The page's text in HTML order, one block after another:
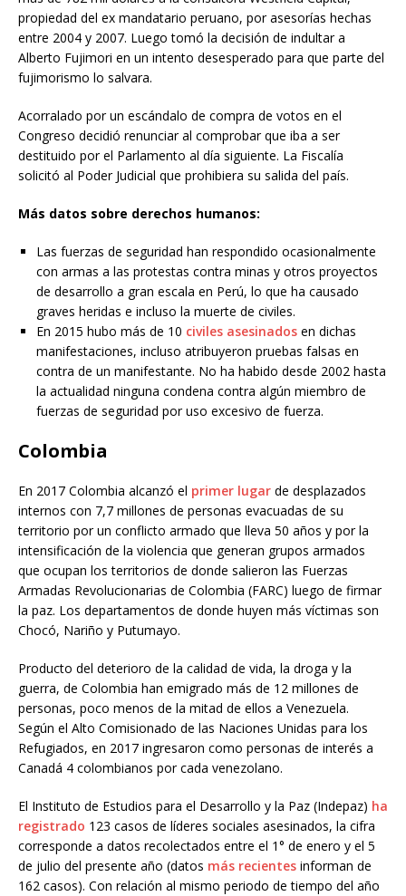
propiedad del ex mandatario peruano, por asesorías hechas
entre 2004 y 2007. Luego tomó la decisión de indultar a
Alberto Fujimori en un intento desesperado para que parte del
fujimorismo lo salvara.
Acorralado por un escándalo de compra de votos en el
Congreso decidió renunciar al comprobar que iba a ser
destituido por el Parlamento al día siguiente. La Fiscalía
solicitó al Poder Judicial que prohibiera su salida del país.
Más datos sobre derechos humanos:
Las fuerzas de seguridad han respondido ocasionalmente
con armas a las protestas contra minas y otros proyectos
de desarrollo a gran escala en Perú, lo que ha causado
graves heridas e incluso la muerte de civiles.
En 2015 hubo más de 10 civiles asesinados en dichas
manifestaciones, incluso atribuyeron pruebas falsas en
contra de un manifestante. No ha habido desde 2002 hasta
la actualidad ninguna condena contra algún miembro de
fuerzas de seguridad por uso excesivo de fuerza.
Colombia
En 2017 Colombia alcanzó el primer lugar de desplazados
internos con 7,7 millones de personas evacuadas de su
territorio por un conflicto armado que lleva 50 años y por la
intensificación de la violencia que generan grupos armados
que ocupan los territorios de donde salieron las Fuerzas
Armadas Revolucionarias de Colombia (FARC) luego de firmar
la paz. Los departamentos de donde huyen más víctimas son
Chocó, Nariño y Putumayo.
Producto del deterioro de la calidad de vida, la droga y la
guerra, de Colombia han emigrado más de 12 millones de
personas, poco menos de la mitad de ellos a Venezuela.
Según el Alto Comisionado de las Naciones Unidas para los
Refugiados, en 2017 ingresaron como personas de interés a
Canadá 4 colombianos por cada venezolano.
El Instituto de Estudios para el Desarrollo y la Paz (Indepaz) ha
registrado 123 casos de líderes sociales asesinados, la cifra
corresponde a datos recolectados entre el 1° de enero y el 5
de julio del presente año (datos más recientes informan de
162 casos). Con relación al mismo periodo de tiempo del año